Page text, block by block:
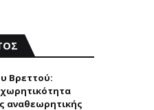
Bρεττού:
αναθεωρητικής